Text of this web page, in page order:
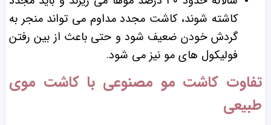
کاشته شوند، کاشت مجدد مداوم می تواند منجر به
گردش خودن ضعیف شود و حتی باعث از بین رفتن
فولیکول های مو نیز می شود.
تفاوت کاشت مو مصنوعی با کاشت موی
طبیعی